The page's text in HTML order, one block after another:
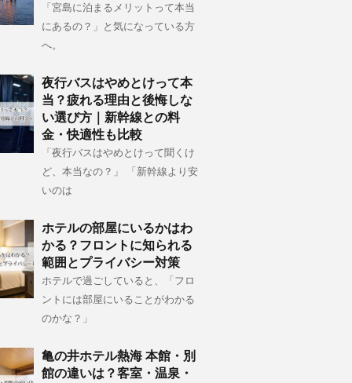
「宮島に泊まるメリットって本当
にあるの？」と気になっている方
へ。
夜行バスはやめとけって本
当？疲れる理由と後悔しな
い選び方｜新幹線との料
金・快適性も比較
「夜行バスはやめとけって聞くけ
ど、本当なの？」 「新幹線より安
いのは
ホテルの部屋にいるかはわ
かる？フロントに知られる
範囲とプライバシー対策
ホテルで過ごしていると、「フロ
ントには部屋にいることがわかる
のかな？」
亀の井ホテル熱海 本館・別
館の違いは？客室・温泉・